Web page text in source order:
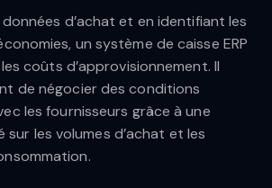
d’achat et en identifiant les
un système de caisse ERP
coûts d’approvisionnement. Il
de négocier des conditions
les fournisseurs grâce à une
sur les volumes d’achat et les